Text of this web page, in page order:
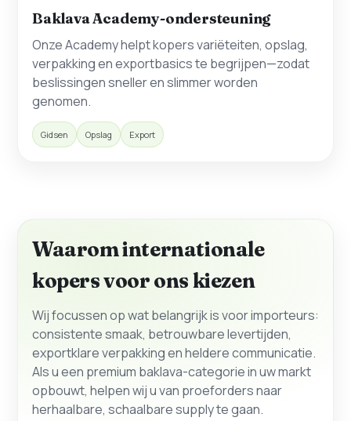
Baklava Academy-ondersteuning
Onze Academy helpt kopers variëteiten, opslag,
verpakking en exportbasics te begrijpen—zodat
beslissingen sneller en slimmer worden
genomen.
Gidsen Opslag Export
Waarom internationale
kopers voor ons kiezen
Wij focussen op wat belangrijk is voor importeurs:
consistente smaak, betrouwbare levertijden,
exportklare verpakking en heldere communicatie.
Als u een premium baklava-categorie in uw markt
opbouwt, helpen wij u van proeforders naar
herhaalbare, schaalbare supply te gaan.